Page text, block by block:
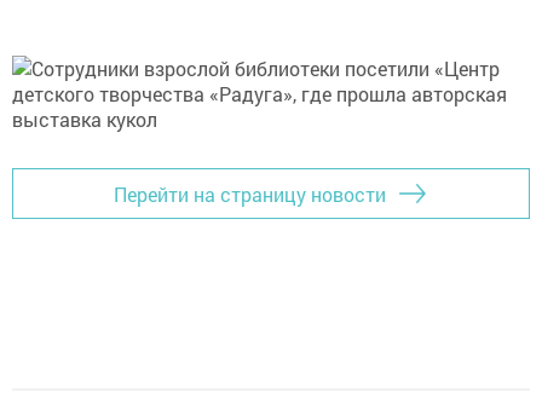
Перейти на страницу новости